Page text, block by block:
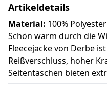
Artikeldetails
Material: 100% Polyester
Schön warm durch die
Fleecejacke von Derbe
Reißverschluss, hoher
Seitentaschen bieten